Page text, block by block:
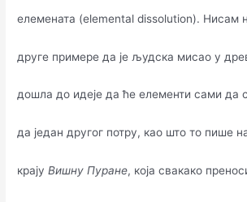
елемената (elemental dissolution). Нисам
друге примере да је људска мисао у
дошла до идеје да ће елементи сами да
да један другог потру, као што то пише
крајуВишну Пуране, која свакако